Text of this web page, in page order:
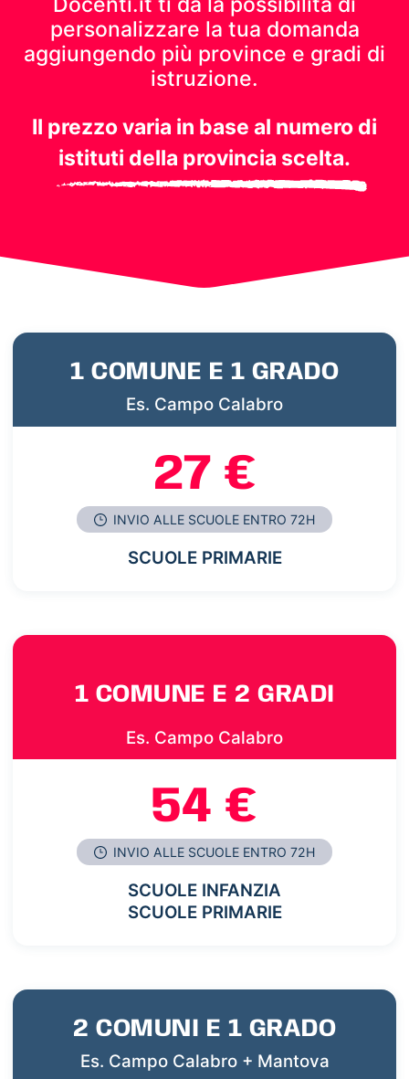
personalizzare la tua domanda
aggiungendo più province e gradi di
istruzione.
Il prezzo varia in base al numero di
istituti della provincia scelta.
1 COMUNE E 1 GRADO
Es. Campo Calabro
27 €
INVIO ALLE SCUOLE ENTRO 72H
SCUOLE PRIMARIE
1 COMUNE E 2 GRADI
Es. Campo Calabro
54 €
INVIO ALLE SCUOLE ENTRO 72H
SCUOLE INFANZIA
SCUOLE PRIMARIE
2 COMUNI E 1 GRADO
Es. Campo Calabro + Mantova